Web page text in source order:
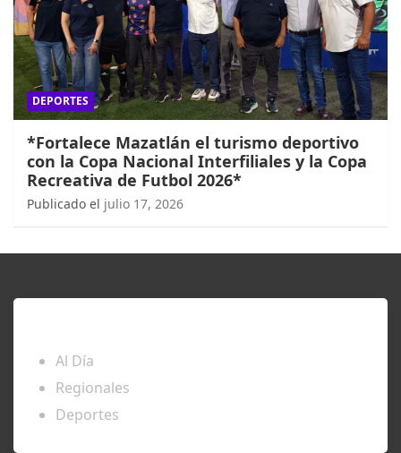
DEPORTES
*Fortalece Mazatlán el turismo deportivo
con la Copa Nacional Interfiliales y la Copa
Recreativa de Futbol 2026*
Publicado el julio 17, 2026
Al Día
Regionales
Deportes